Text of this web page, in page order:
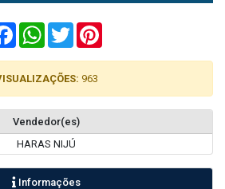
FacebookWhatsApp
Twitter
963
Vendedor(es)
HARAS NIJÚ
Informações